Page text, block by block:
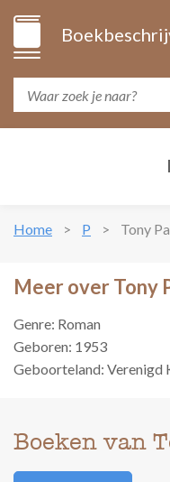
Home P Tony
Meer over Tony
Genre: Roman
Geboren: 1953
Geboorteland: Verenigd
Boeken van